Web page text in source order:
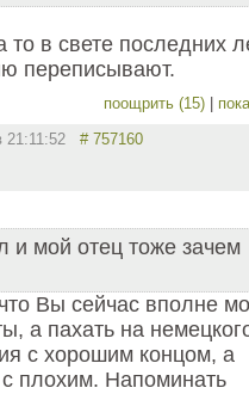
в свете последних
переписывают.
поощрить (15) |
21:11:52 # 757160
и мой отец тоже зачем
Вы сейчас вполне
а пахать на
с хорошим концом, а
плохим. Напоминать